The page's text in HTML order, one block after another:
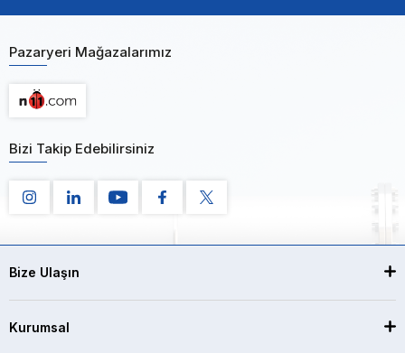
Pazaryeri Mağazalarımız
Bizi Takip Edebilirsiniz
Bize Ulaşın
Kurumsal